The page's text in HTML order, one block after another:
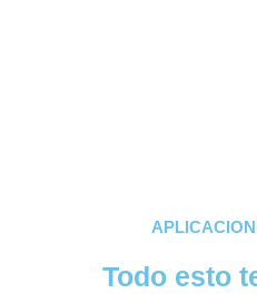
Todo esto